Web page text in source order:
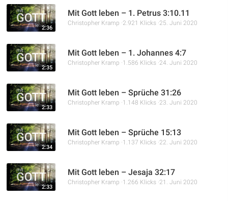
2:36
Mit Gott leben – 1. Petrus 3:10.11
Christopher Kramp 2.921 Klicks 25. Juni 2020
2:35
Mit Gott leben – 1. Johannes 4:7
Christopher Kramp 1.586 Klicks 24. Juni 2020
2:33
Mit Gott leben – Sprüche 31:26
Christopher Kramp 1.148 Klicks 23. Juni 2020
2:34
Mit Gott leben – Sprüche 15:13
Christopher Kramp 1.137 Klicks 22. Juni 2020
2:33
Mit Gott leben – Jesaja 32:17
Christopher Kramp 1.266 Klicks 21. Juni 2020